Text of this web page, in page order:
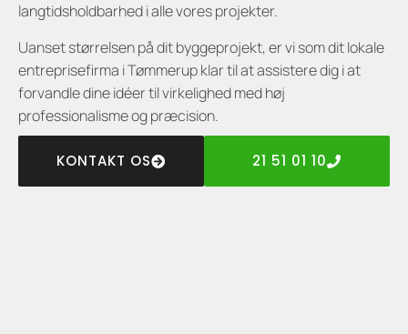
langtidsholdbarhed i alle vores projekter.
Uanset størrelsen på dit byggeprojekt, er vi som dit lokale
entreprisefirma i Tømmerup klar til at assistere dig i at
forvandle dine idéer til virkelighed med høj
professionalisme og præcision.
KONTAKT OS 21 51 01 10